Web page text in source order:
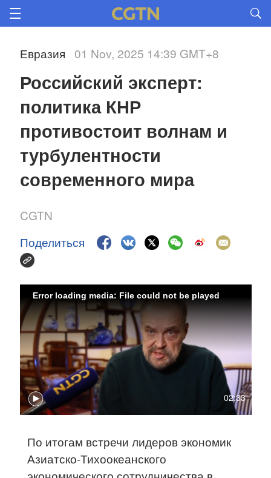
Евразия 01 Nov, 2025 14:39 GMT+8
Российский эксперт:
политика КНР
противостоит волнам и
турбулентности
современного мира
CGTN
Поделиться
02:33
Error loading media: File could not be played
По итогам встречи лидеров экономик
Азиатско-Тихоокеанского